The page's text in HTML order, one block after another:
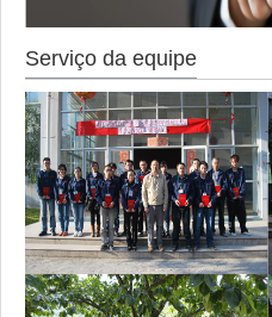
Serviço da equipe